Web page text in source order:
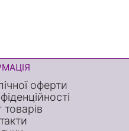
оферти
товарів